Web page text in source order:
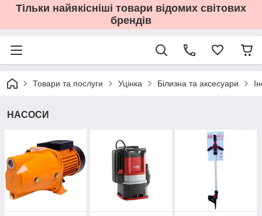
Тільки найякісніші товари відомих світових
брендів
Товари та послуги Уцінка Білизна та аксесуари
НАСОСИ